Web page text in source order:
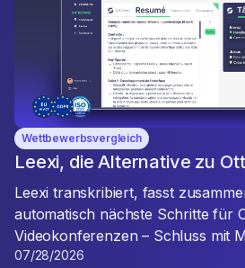
Wettbewerbsvergleich
Leexi, die Alternative zu
Leexi transkribiert, fasst
automatisch nächste Schritte für
Videokonferenzen – Schluss mit
07/28/2026